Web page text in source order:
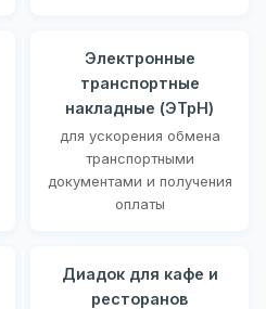
Электронные
транспортные
накладные (ЭТрН)
для ускорения обмена
транспортными
документами и получения
оплаты
Диадок для кафе и
ресторанов